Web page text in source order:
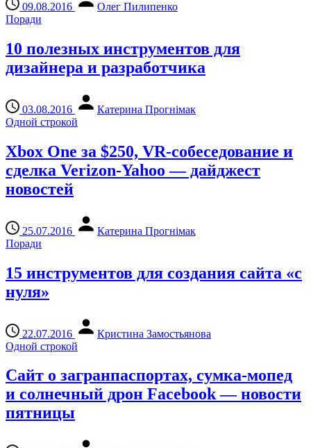
09.08.2016
Олег Пилипенко
Поради
10 полезных инструментов для
дизайнера и разработчика
03.08.2016
Катерина Прогнімак
Одной строкой
Xbox One за $250, VR-собеседование и
сделка Verizon-Yahoo — дайджест
новостей
25.07.2016
Катерина Прогнімак
Поради
15 инструментов для создания сайта «с
нуля»
22.07.2016
Кристина Замостьянова
Одной строкой
Сайт о загранпаспортах, сумка-мопед
и солнечный дрон Facebook — новости
пятницы